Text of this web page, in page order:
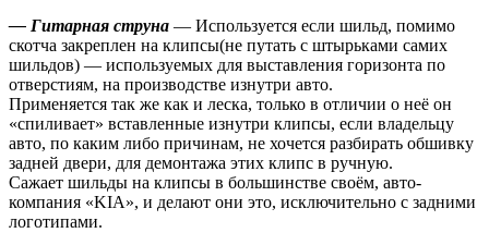
— Гитарная струна — Используется если шильд, помимо
скотча закреплен на клипсы(не путать с штырьками самих
шильдов) — используемых для выставления горизонта по
отверстиям, на производстве изнутри авто.
Применяется так же как и леска, только в отличии о неё он
«спиливает» вставленные изнутри клипсы, если владельцу
авто, по каким либо причинам, не хочется разбирать обшивку
задней двери, для демонтажа этих клипс в ручную.
Сажает шильды на клипсы в большинстве своём, авто-
компания «KIA», и делают они это, исключительно с задними
логотипами.